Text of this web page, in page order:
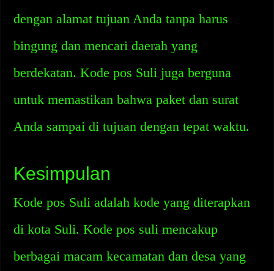
dengan alamat tujuan Anda tanpa harus
bingung dan mencari daerah yang
berdekatan. Kode pos Suli juga berguna
untuk memastikan bahwa paket dan surat
Anda sampai di tujuan dengan tepat waktu.
Kesimpulan
Kode pos Suli adalah kode yang diterapkan
di kota Suli. Kode pos suli mencakup
berbagai macam kecamatan dan desa yang